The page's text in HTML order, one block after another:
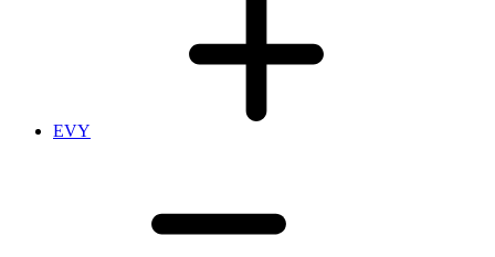
EVY